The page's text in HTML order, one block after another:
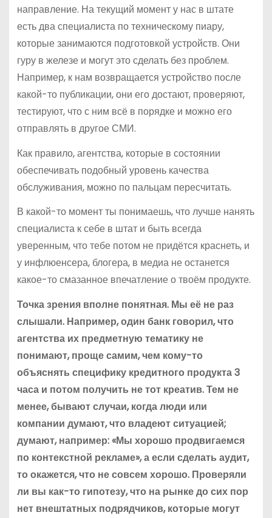
направление. На текущий момент у нас в штате
есть два специалиста по техническому пиару,
которые занимаются подготовкой устройств. Они
гуру в железе и могут это сделать без проблем.
Например, к нам возвращается устройство после
какой-то публикации, они его достают, проверяют,
тестируют, что с ним всё в порядке и можно его
отправлять в другое СМИ.
Как правило, агентства, которые в состоянии
обеспечивать подобный уровень качества
обслуживания, можно по пальцам пересчитать.
В какой-то момент ты понимаешь, что лучше нанять
специалиста к себе в штат и быть всегда
уверенным, что тебе потом не придётся краснеть, и
у инфлюенсера, блогера, в медиа не останется
какое-то смазанное впечатление о твоём продукте.
Точка зрения вполне понятная. Мы её не раз
слышали. Например, один банк говорил, что
агентства их предметную тематику не
понимают, проще самим, чем кому-то
объяснять специфику кредитного продукта 3
часа и потом получить не тот креатив. Тем не
менее, бывают случаи, когда люди или
компании думают, что владеют ситуацией;
думают, например: «Мы хорошо продвигаемся
по контекстной рекламе», а если сделать аудит,
то окажется, что не совсем хорошо. Проверяли
ли вы как-то гипотезу, что на рынке до сих пор
нет внештатных подрядчиков, которые могут